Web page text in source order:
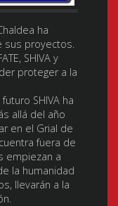
ha
proyectos.
SHIVA y
proteger a la
SHIVA ha
allá del año
en el Grial de
fuera de
empiezan a
la humanidad
llevarán a la